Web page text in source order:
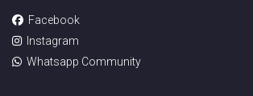
Facebook
Instagram
Whatsapp Community